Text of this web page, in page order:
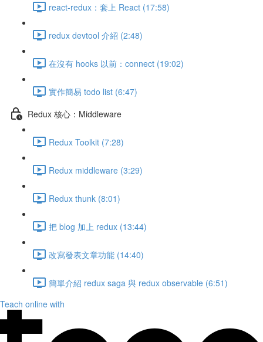
react-redux：套上 React (17:58)
redux devtool 介紹 (2:48)
在沒有 hooks 以前：connect (19:02)
實作簡易 todo list (6:47)
Redux 核心：Middleware
Redux Toolkit (7:28)
Redux middleware (3:29)
Redux thunk (8:01)
把 blog 加上 redux (13:44)
改寫發表文章功能 (14:40)
簡單介紹 redux saga 與 redux observable (6:51)
Teach online with